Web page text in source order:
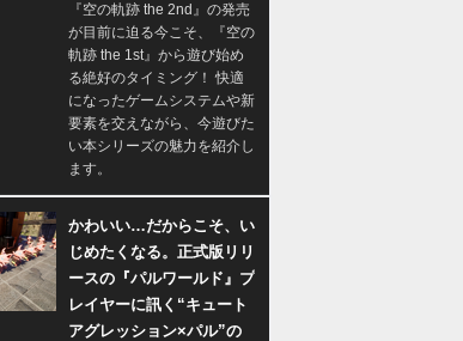
『空の軌跡 the 2nd』の発売
が目前に迫る今こそ、『空の
軌跡 the 1st』から遊び始め
る絶好のタイミング！ 快適
になったゲームシステムや新
要素を交えながら、今遊びた
い本シリーズの魅力を紹介し
ます。
かわいい…だからこそ、い
じめたくなる。正式版リリ
ースの『パルワールド』プ
レイヤーに訊く“キュート
アグレッション×パル”の